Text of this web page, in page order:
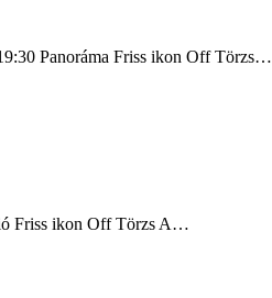
Panoráma Friss ikon Off Törzs…
Friss ikon Off Törzs A…